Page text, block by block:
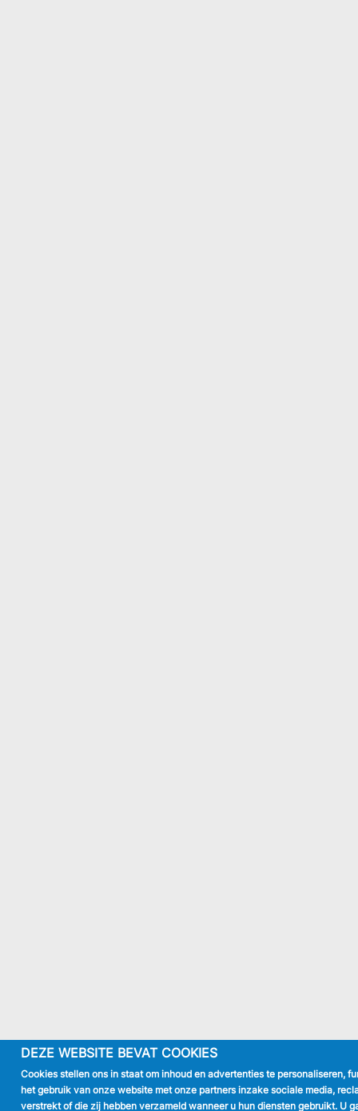
DEZE WEBSITE BEVAT COOKIES
Cookies stellen ons in staat om inhoud en advertenties te personaliseren,
het gebruik van onze website met onze partners inzake sociale media,
verstrekt of die zij hebben verzameld wanneer u hun diensten gebruikt. U